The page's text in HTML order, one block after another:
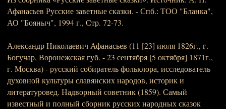
Афанасьев Русские заветные сказки. - Спб.: ТОО "Бланка",
АО "Бояныч", 1994 г., Стр. 72-73.
Александр Николаевич Афанасьев (11 [23] июля 1826г., г.
Богучар, Воронежская губ. - 23 сентября [5 октября] 1871г.,
г. Москва) - русский собиратель фольклора, исследователь
духовной культуры славянских народов, историк и
литературовед. Надворный советник (1859). Самый
известный и полный сборник русских народных сказок